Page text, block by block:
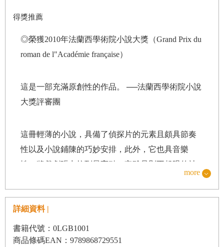
得獎推薦
◎榮獲2010年法蘭西學術院小說大獎（Grand Prix du
roman de l"Académie française）
這是一部充滿原創性的作品。 ──法蘭西學術院小說
大獎評審團
這冊輕薄的小說，具備了偵探片的元素且頗具節奏
性以及小說鋪陳的巧妙安排，此外，它也具音樂
性，將戲劇張力拉到最高點。它雖是則不起眼的社
──阮若缺，政大歐文學程教授
more
詳細資料 |
書籍代號：0LGB1001
商品條碼EAN：9789868729551